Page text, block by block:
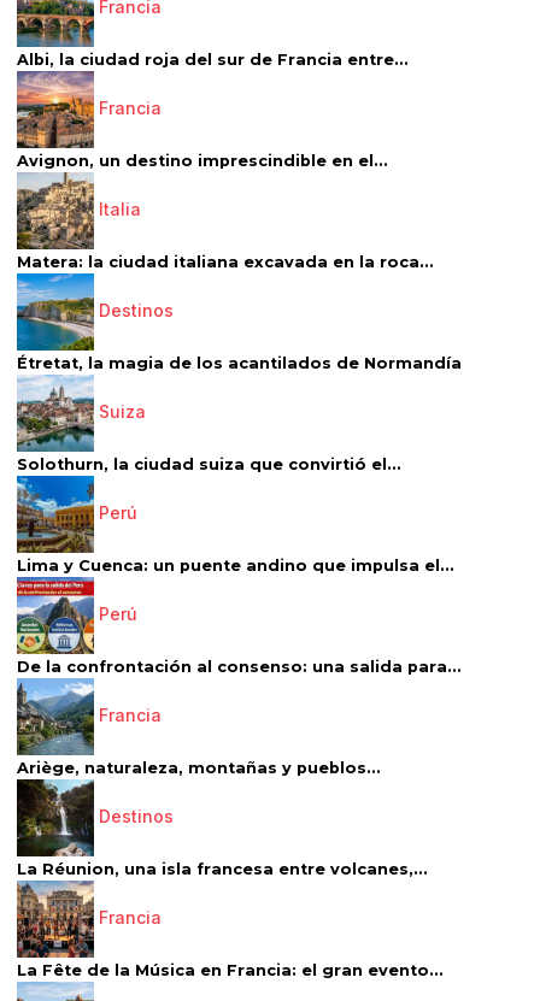
Francia
Albi, la ciudad roja del sur de Francia entre...
Francia
Avignon, un destino imprescindible en el...
Italia
Matera: la ciudad italiana excavada en la roca...
Destinos
Étretat, la magia de los acantilados de Normandía
Suiza
Solothurn, la ciudad suiza que convirtió el...
Perú
Lima y Cuenca: un puente andino que impulsa el...
Perú
De la confrontación al consenso: una salida para...
Francia
Ariège, naturaleza, montañas y pueblos...
Destinos
La Réunion, una isla francesa entre volcanes,...
Francia
La Fête de la Música en Francia: el gran evento...